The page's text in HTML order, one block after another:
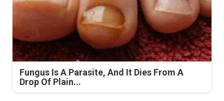
Fungus Is A Parasite, And It Dies From A
Drop Of Plain...